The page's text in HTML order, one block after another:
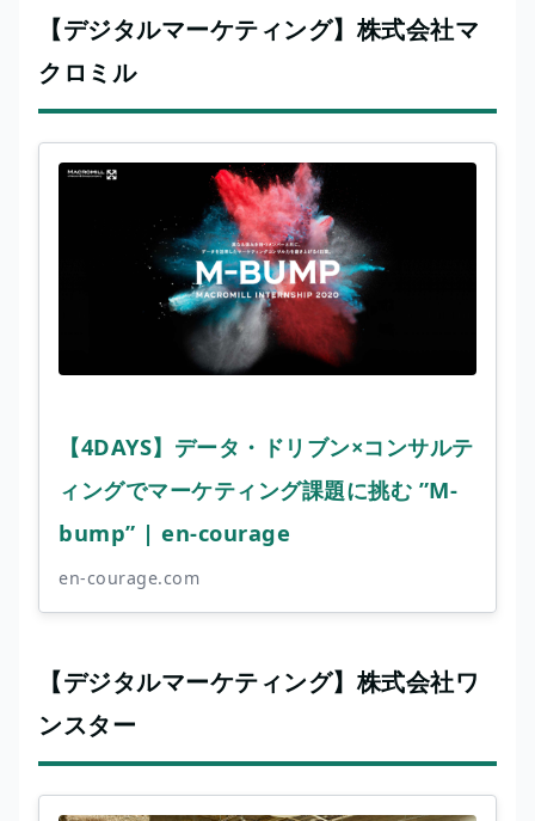
【デジタルマーケティング】株式会社マ
クロミル
【4DAYS】データ・ドリブン×コンサルテ
ィングでマーケティング課題に挑む ”M-
bump” | en-courage
en-courage.com
【デジタルマーケティング】株式会社ワ
ンスター